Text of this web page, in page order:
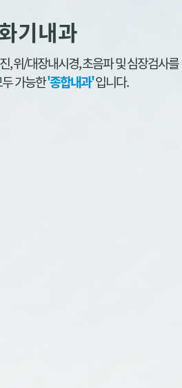
기내과
, 위/대장내시경, 초음파 및 심장검사를
가능한'종합내과'입니다.